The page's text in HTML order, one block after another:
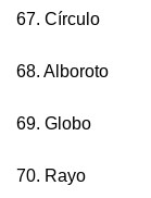
67. Círculo
68. Alboroto
69. Globo
70. Rayo